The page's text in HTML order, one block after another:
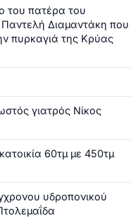
του πατέρα του
Διαμαντάκη που
πυρκαγιά της Κρύας
γιατρός Νίκος
60τμ με 450τμ
υδροπονικού